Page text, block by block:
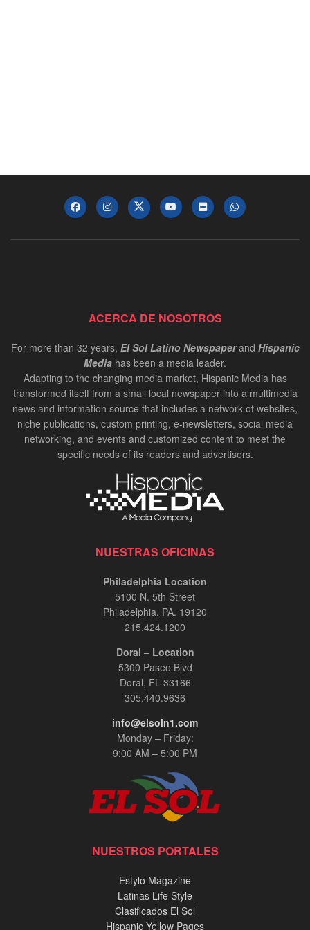
ACERCA DE NOSOTROS
For more than 32 years, El Sol Latino Newspaperand Hispanic
Media has been a media leader.
Adapting to the changing media market, Hispanic Media has
transformed itself from a small local newspaper into a multimedia
news and information source that includes a network of websites,
niche publications, custom printing, e-newsletters, social media
networking, and events and customized content to meet the
specific needs of its readers and advertisers.
NUESTRAS OFICINAS
Philadelphia Location
5100 N. 5th Street
Philadelphia, PA. 19120
215.424.1200
Doral – Location
5300 Paseo Blvd
Doral, FL 33166
305.440.9636
info@elsoln1.com
Monday – Friday:
9:00 AM – 5:00 PM
NUESTROS PORTALES
Estylo Magazine
Latinas Life Style
Clasificados El Sol
Hispanic Yellow Pages